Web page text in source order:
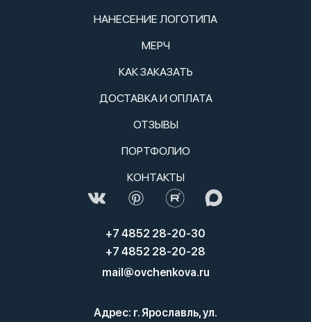
НАНЕСЕНИЕ ЛОГОТИПА
МЕРЧ
КАК ЗАКАЗАТЬ
ДОСТАВКА И ОПЛАТА
ОТЗЫВЫ
ПОРТФОЛИО
КОНТАКТЫ
+7 4852 28-20-30
+7 4852 28-20-28
mail@ovchenkova.ru
Адрес: г. Ярославль, ул.